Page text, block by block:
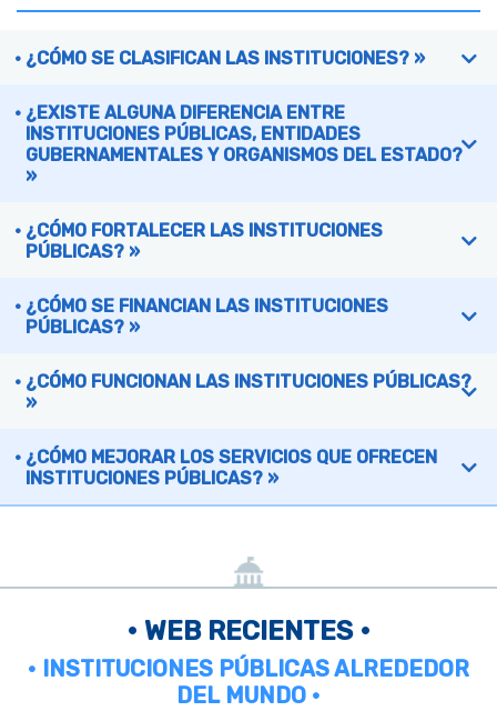
¿CÓMO SE CLASIFICAN LAS INSTITUCIONES? »
¿EXISTE ALGUNA DIFERENCIA ENTRE
INSTITUCIONES PÚBLICAS, ENTIDADES
GUBERNAMENTALES Y ORGANISMOS DEL ESTADO?
»
¿CÓMO FORTALECER LAS INSTITUCIONES
PÚBLICAS? »
¿CÓMO SE FINANCIAN LAS INSTITUCIONES
PÚBLICAS? »
¿CÓMO FUNCIONAN LAS INSTITUCIONES PÚBLICAS?
»
¿CÓMO MEJORAR LOS SERVICIOS QUE OFRECEN
INSTITUCIONES PÚBLICAS? »
• WEB RECIENTES •
• INSTITUCIONES PÚBLICAS ALREDEDOR
DEL MUNDO •